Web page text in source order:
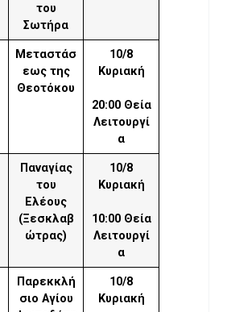
του
Σωτήρα
Μεταστάσ
εως της
Θεοτόκου
10/8
Κυριακή
20:00 Θεία
Λειτουργί
α
Παναγίας
του
Ελέους
(Ξεσκλαβ
ώτρας)
10/8
Κυριακή
10:00 Θεία
Λειτουργί
α
Παρεκκλή
σιο Αγίου
10/8
Κυριακή